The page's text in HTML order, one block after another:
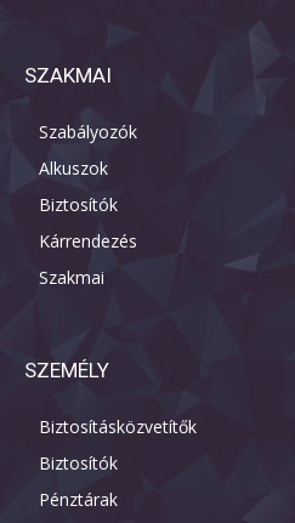
SZAKMAI
Szabályozók
Alkuszok
Biztosítók
Kárrendezés
Szakmai
SZEMÉLY
Biztosításközvetítők
Biztosítók
Pénztárak